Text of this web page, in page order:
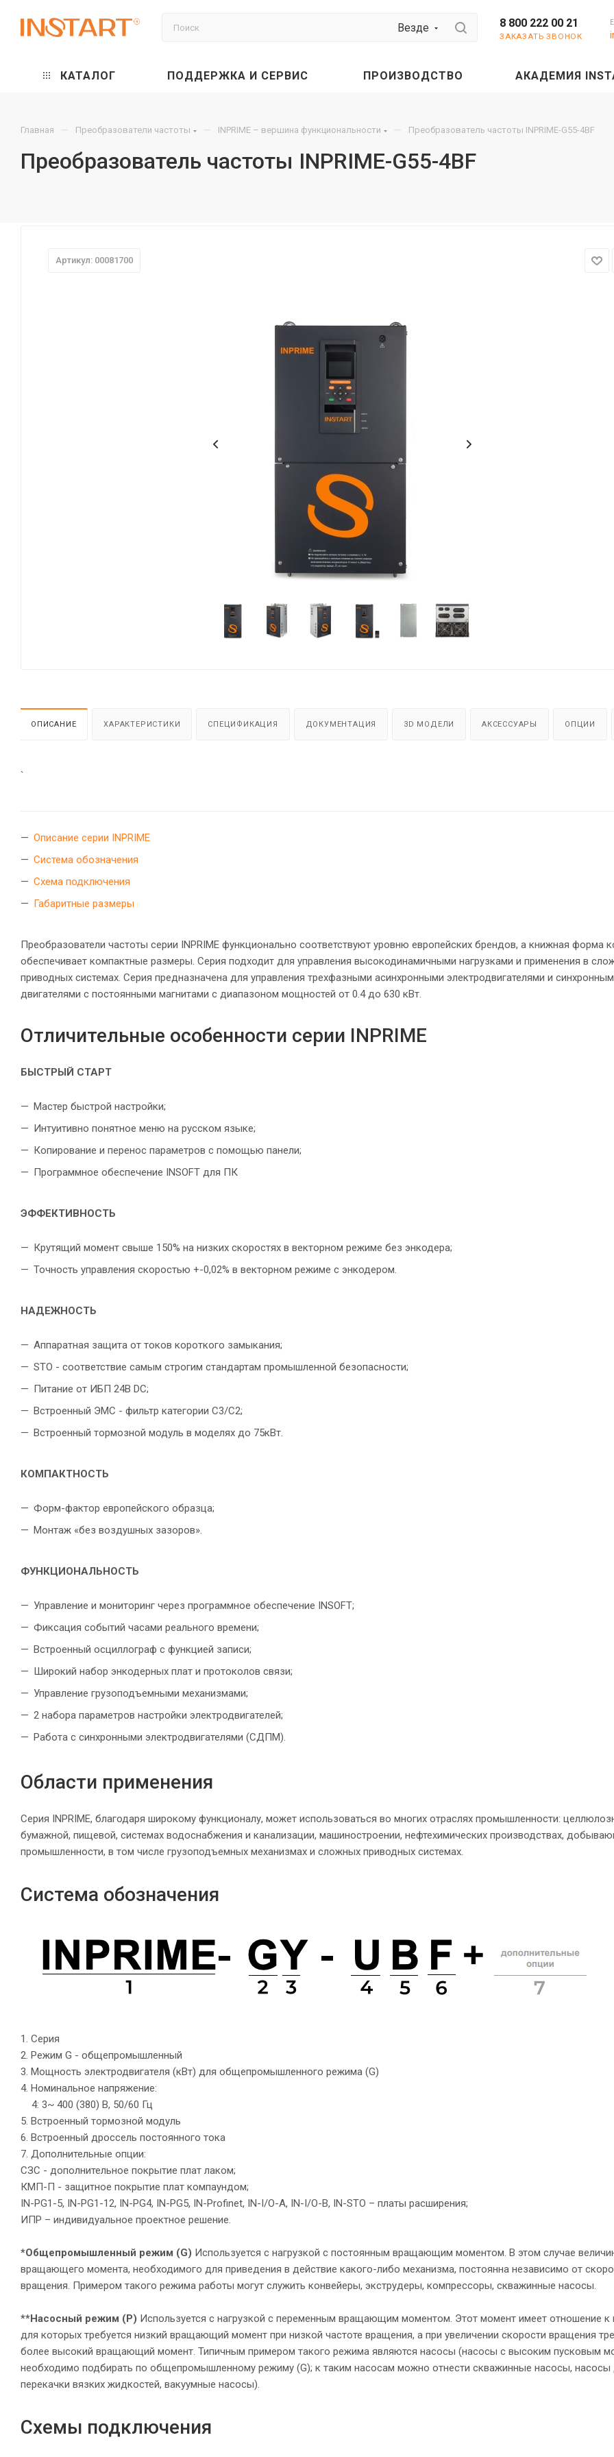
Везде 8 800 222 00 21
ЗАКАЗАТЬ ЗВОНОК
КАТАЛОГ ПОДДЕРЖКА И СЕРВИС ПРОИЗВОДСТВО АКАДЕМИЯ
Главная — Преобразователи частоты — INPRIME – вершина функциональности — Преобразователь частоты INPRIME-G55-4BF
Преобразователь частоты INPRIME-G55-4BF
Артикул: 00081700
ОПИСАНИЕ ХАРАКТЕРИСТИКИ СПЕЦИФИКАЦИЯ ДОКУМЕНТАЦИЯ 3D МОДЕЛИ АКСЕССУАРЫ ОПЦИИ
`
Описание серии INPRIME
Система обозначения
Схема подключения
Габаритные размеры
Преобразователи частоты серии INPRIME функционально соответствуют уровню европейских брендов, а книжная форма
обеспечивает компактные размеры. Серия подходит для управления высокодинамичными нагрузками и применения в
приводных системах. Серия предназначена для управления трехфазными асинхронными электродвигателями и
двигателями с постоянными магнитами с диапазоном мощностей от 0.4 до 630 кВт.
Отличительные особенности серии INPRIME
БЫСТРЫЙ СТАРТ
Мастер быстрой настройки;
Интуитивно понятное меню на русском языке;
Копирование и перенос параметров с помощью панели;
Программное обеспечение INSOFT для ПК
ЭФФЕКТИВНОСТЬ
Крутящий момент свыше 150% на низких скоростях в векторном режиме без энкодера;
Точность управления скоростью +-0,02% в векторном режиме с энкодером.
НАДЕЖНОСТЬ
Аппаратная защита от токов короткого замыкания;
STO - соответствие самым строгим стандартам промышленной безопасности;
Питание от ИБП 24В DC;
Встроенный ЭМС - фильтр категории С3/С2;
Встроенный тормозной модуль в моделях до 75кВт.
КОМПАКТНОСТЬ
Форм-фактор европейского образца;
Монтаж «без воздушных зазоров».
ФУНКЦИОНАЛЬНОСТЬ
Управление и мониторинг через программное обеспечение INSOFT;
Фиксация событий часами реального времени;
Встроенный осциллограф с функцией записи;
Широкий набор энкодерных плат и протоколов связи;
Управление грузоподъемными механизмами;
2 набора параметров настройки электродвигателей;
Работа с синхронными электродвигателями (СДПМ).
Области применения
Серия INPRIME, благодаря широкому функционалу, может использоваться во многих отраслях промышленности:
бумажной, пищевой, системах водоснабжения и канализации, машиностроении, нефтехимических производствах,
промышленности, в том числе грузоподъемных механизмах и сложных приводных системах.
Система обозначения
1. Серия
2. Режим G - общепромышленный
3. Мощность электродвигателя (кВт) для общепромышленного режима (G)
4. Номинальное напряжение:
4: 3~ 400 (380) В, 50/60 Гц
5. Встроенный тормозной модуль
6. Встроенный дроссель постоянного тока
7. Дополнительные опции:
СЗС - дополнительное покрытие плат лаком;
КМП-П - защитное покрытие плат компаундом;
IN-PG1-5, IN-PG1-12, IN-PG4, IN-PG5, IN-Profinet, IN-I/O-A, IN-I/O-В, IN-STO – платы расширения;
ИПР – индивидуальное проектное решение.
*Общепромышленный режим (G) Используется с нагрузкой с постоянным вращающим моментом. В этом случае
вращающего момента, необходимого для приведения в действие какого-либо механизма, постоянна независимо от
вращения. Примером такого режима работы могут служить конвейеры, экструдеры, компрессоры, скважинные насосы.
**Насосный режим (P) Используется с нагрузкой с переменным вращающим моментом. Этот момент имеет отношение к
для которых требуется низкий вращающий момент при низкой частоте вращения, а при увеличении скорости вращения
более высокий вращающий момент. Типичным примером такого режима являются насосы (насосы с высоким пусковым
необходимо подбирать по общепромышленному режиму (G); к таким насосам можно отнести скважинные насосы, насосы
перекачки вязких жидкостей, вакуумные насосы).
Схемы подключения